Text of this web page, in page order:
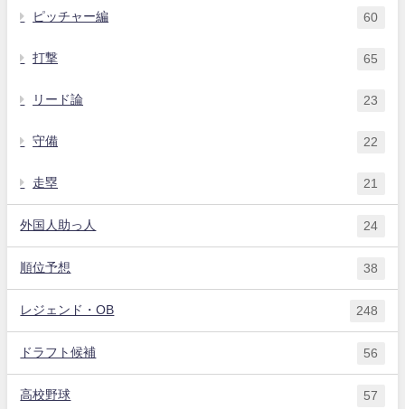
ピッチャー編 60
打撃 65
リード論 23
守備 22
走塁 21
外国人助っ人 24
順位予想 38
レジェンド・OB 248
ドラフト候補 56
高校野球 57